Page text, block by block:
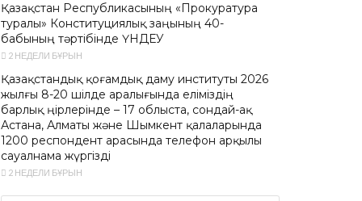
Қазақстан Республикасының «Прокуратура
туралы» Конституциялық заңының 40-
бабының тәртібінде ҮНДЕУ
2 НЕДЕЛИ БҰРЫН
Қазақстандық қоғамдық даму институты 2026
жылғы 8-20 шілде аралығында еліміздің
барлық өңірлерінде – 17 облыста, сондай-ақ
Астана, Алматы және Шымкент қалаларында
1200 респондент арасында телефон арқылы
сауалнама жүргізді
2 НЕДЕЛИ БҰРЫН